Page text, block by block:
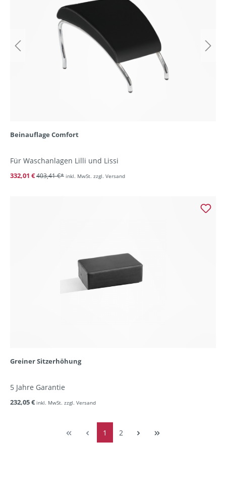
Beinauflage Comfort
Für Waschanlagen Lilli und Lissi
332,01 €403,41 €* inkl. MwSt. zzgl. Versand
Greiner Sitzerhöhung
5 Jahre Garantie
232,05 € inkl. MwSt. zzgl. Versand
1 2